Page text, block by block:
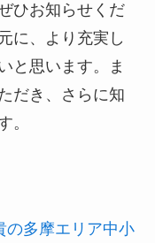
ひお知らせくだ
に、より充実し
と思います。ま
だき、さらに知
。
の多摩エリア中小